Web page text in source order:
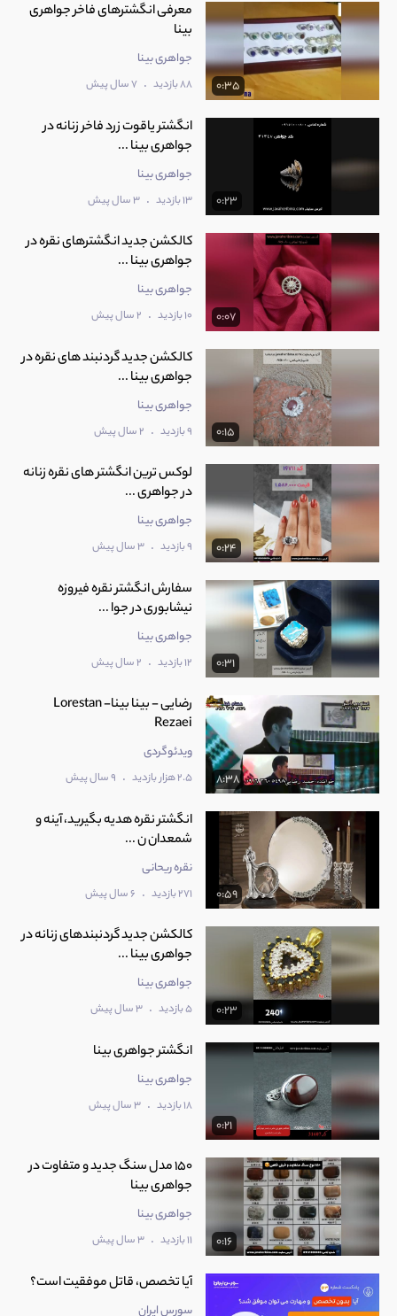
0:35
معرفی انگشترهای فاخر جواهری
بینا
جواهری بینا
88 بازدید . 7 سال پیش
0:23
انگشتر یاقوت زرد فاخر زنانه در
جواهری بینا ...
جواهری بینا
13 بازدید . 3 سال پیش
0:07
کالکشن جدید انگشترهای نقره در
جواهری بینا ...
جواهری بینا
10 بازدید . 2 سال پیش
0:15
کالکشن جدید گردنبند های نقره در
جواهری بینا ...
جواهری بینا
9 بازدید . 2 سال پیش
0:24
لوکس ترین انگشتر های نقره زنانه
در جواهری ...
جواهری بینا
9 بازدید . 3 سال پیش
0:31
سفارش انگشتر نقره فیروزه
نیشابوری در جوا ...
جواهری بینا
12 بازدید . 2 سال پیش
8:38
‫رضایی - بینا بینا- Lorestan
ویدئوگردی
2.5 هزار بازدید . 9 سال پیش
0:59
انگشتر نقره هدیه بگیرید، آینه و
شمعدان ن ...
نقره ریحانی
271 بازدید . 6 سال پیش
0:23
کالکشن جدید گردنبندهای زنانه در
جواهری بینا ...
جواهری بینا
5 بازدید . 3 سال پیش
0:21
انگشتر جواهری بینا
جواهری بینا
18 بازدید . 3 سال پیش
0:16
150 مدل سنگ جدید و متفاوت در
جواهری بینا
جواهری بینا
11 بازدید . 3 سال پیش
آیا تخصص، قاتل موفقیت است؟
سورس ایران